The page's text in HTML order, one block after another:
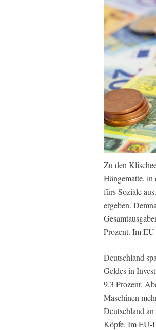
Zu den
Hängematte,
fürs Soziale
ergeben.
Prozent. Im
Deutschland
Geldes in
9,3 Prozent.
Maschinen
Deutschland
Köpfe. Im EU-